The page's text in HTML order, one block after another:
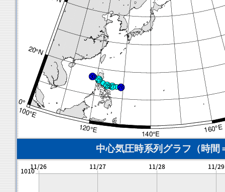
中心気圧時系列グラフ（時間